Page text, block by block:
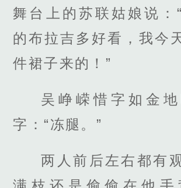
舞台上的苏联姑娘说：
的布拉吉多好看，我今
件裙子来的！”
吴峥嵘惜字如金
字：“冻腿。”
两人前后左右都有